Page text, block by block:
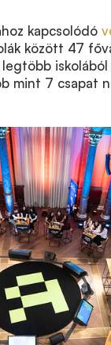
kapcsolódó
között 47
mint 7 csapat